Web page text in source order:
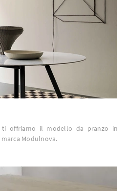
ti offriamo il modello da pranzo in
Modulnova.